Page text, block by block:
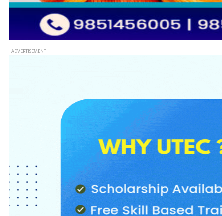
- ADVERTISEMENT -